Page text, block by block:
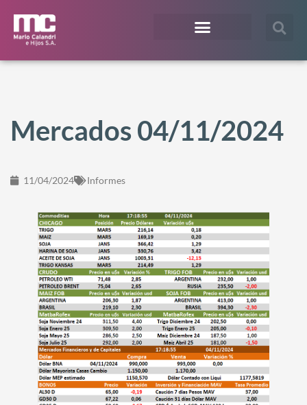
Mercados 04/11/2024
11/04/2024 Informes